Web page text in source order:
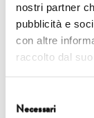
nostri partner
pubblicità e
con altre
raccolto dal
delNecessari